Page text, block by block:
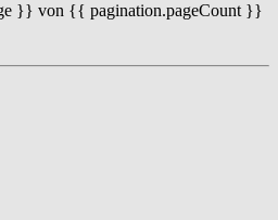
}} von {{ pagination.pageCount }}